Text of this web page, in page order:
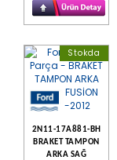
Stokda
2N11-17A881-BH
BRAKET TAMPON
ARKA SAĞ